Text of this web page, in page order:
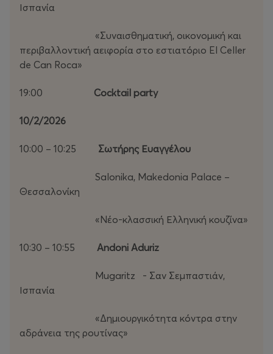
Ισπανία
«Συναισθηματική, οικονομική και
περιβαλλοντική αειφορία στο εστιατόριο El Celler
de Can Roca»
19:00 Cocktail party
10/2/2026
10:00 – 10:25 Σωτήρης Ευαγγέλου
Salonika, Makedonia Palace –
Θεσσαλονίκη
«Νέο-κλασσική Ελληνική κουζίνα»
10:30 – 10:55 Andoni Aduriz
Mugaritz - Σαν Σεμπαστιάν,
Ισπανία
«Δημιουργικότητα κόντρα στην
αδράνεια της ρουτίνας»